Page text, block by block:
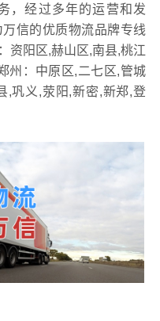
，经过多年的运营和发
信的优质物流品牌专线
资阳区,赫山区,南县,桃江
州：中原区,二七区,管城
,巩义,荥阳,新密,新郑,登